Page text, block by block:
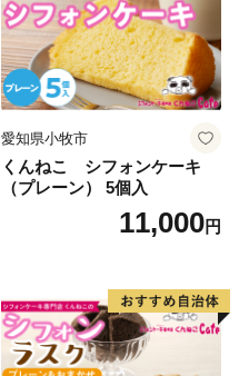
愛知県小牧市
くんねこ シフォンケーキ
（プレーン） 5個入
11,000円